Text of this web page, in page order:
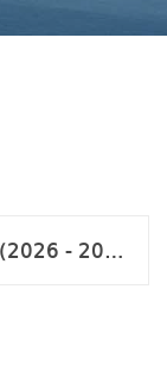
B_Public Administration (2026 - 2029).pdf